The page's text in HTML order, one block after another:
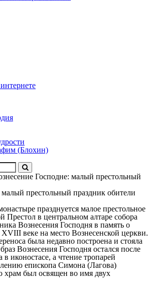
(Блохин)
Господне: малый престольный
престольный праздник обители
празднуется малое престольное
Престол в центральном алтаре собора
Вознесения Господня в память о
веке на место Вознесенской церкви.
была недавно построена и стояла
Вознесения Господня остался после
иконостасе, а чтение тропарей
епископа Симона (Лагова)
храм был освящен во имя двух